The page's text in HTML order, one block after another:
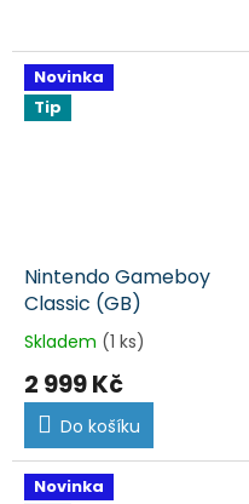
Novinka
Tip
Nintendo Gameboy
Classic (GB)
Skladem (1 ks)
2 999 Kč
Do košíku
Novinka